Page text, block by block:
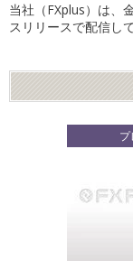
当社（FXplus）は、
スリリースで配信し